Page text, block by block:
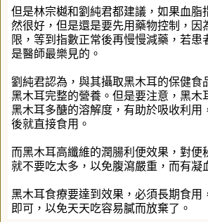
但是林宗樾和劉純君都建議，如果血脂
然很好，但是還是要先用藥物控制，
限，等到指數正常後再慢慢減藥，若
是醫師最樂見的。
劉純君認為，與其攝取黑木耳的保健
黑木耳完整的營養。但是要注意，黑
黑木耳多醣的溶解度，有助於吸收利
後就直接食用。
而黑木耳高纖維的潤腸利便效果，對
就不要吃太多，以免腹瀉嚴重，而有凝
黑木耳食療要達到效果，必須長期食
即可，以免天天吃容易膩而放棄了。